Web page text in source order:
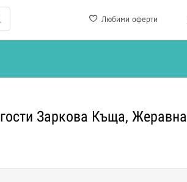
Любими оферти
Заркова Къща, Жеравна